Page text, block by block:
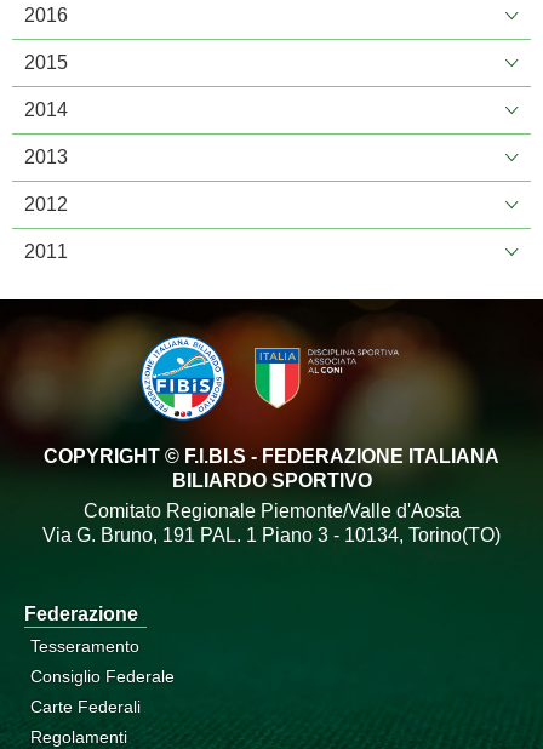
2016
2015
2014
2013
2012
2011
COPYRIGHT © F.I.BI.S - FEDERAZIONE ITALIANA
BILIARDO SPORTIVO
Comitato Regionale Piemonte/Valle d'Aosta
Via G. Bruno, 191 PAL. 1 Piano 3 - 10134, Torino(TO)
Federazione
Tesseramento
Consiglio Federale
Carte Federali
Regolamenti